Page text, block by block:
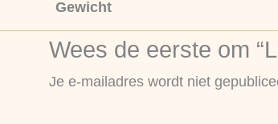
Gewicht
Wees de eerste om
Je e-mailadres wordt niet